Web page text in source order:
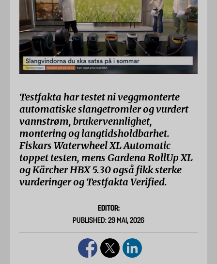
Testfakta har testet ni veggmonterte
automatiske slangetromler og vurdert
vannstrøm, brukervennlighet,
montering og langtidsholdbarhet.
Fiskars Waterwheel XL Automatic
toppet testen, mens Gardena RollUp XL
og Kärcher HBX 5.30 også fikk sterke
vurderinger og Testfakta Verified.
EDITOR:
PUBLISHED: 29 MAI, 2026